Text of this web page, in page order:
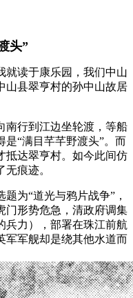
头”
就读于康乐园，我们中山
山县翠亨村的孙中山故居
南行到江边坐轮渡，等船
是“满目芊芊野渡头”。而
抵达翠亨村。如今此间仿
痕迹。
为“道光与鸦片战争”，
门形势危急，清政府调集
兵力），部署在珠江前航
军军舰却是绕其他水道而